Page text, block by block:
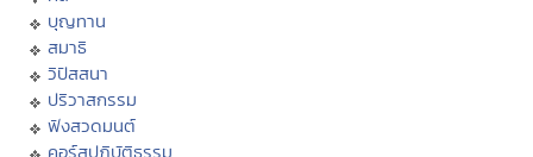
บุญทาน
สมาธิ
วิปัสสนา
ปริวาสกรรม
ฟังสวดมนต์